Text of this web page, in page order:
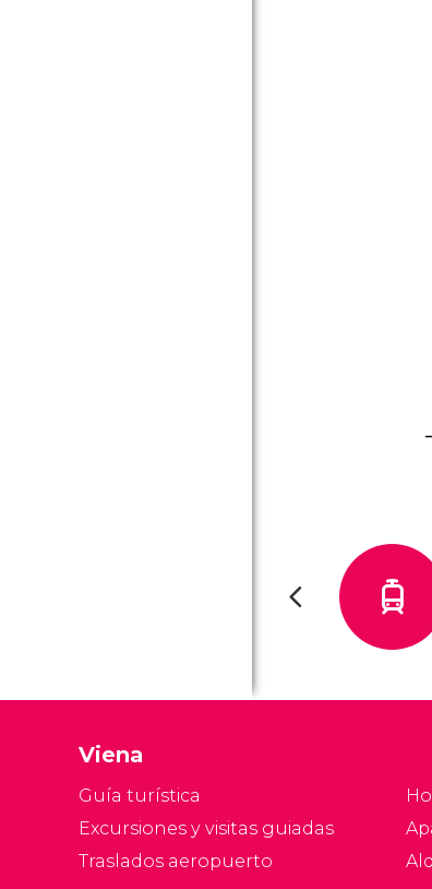
Viena
Guía turística
Excursiones y visitas guiadas
Traslados aeropuerto